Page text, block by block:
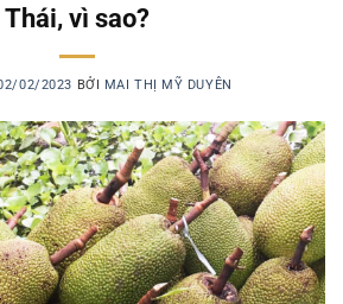
Thái, vì sao?
02/2023 BỞI MAI THỊ MỸ DUYÊN